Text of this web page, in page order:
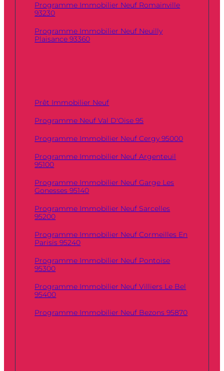
Programme Immobilier Neuf Romainville
93230
Programme Immobilier Neuf Neuilly
Plaisance 93360
Prêt Immobilier Neuf
Programme Neuf Val D'Oise 95
Programme Immobilier Neuf Cergy 95000
Programme Immobilier Neuf Argenteuil
95100
Programme Immobilier Neuf Garge Les
Gonesses 95140
Programme Immobilier Neuf Sarcelles
95200
Programme Immobilier Neuf Cormeilles En
Parisis 95240
Programme Immobilier Neuf Pontoise
95300
Programme Immobilier Neuf Villiers Le Bel
95400
Programme Immobilier Neuf Bezons 95870